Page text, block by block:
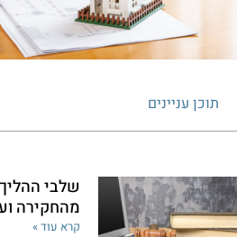
תוכן עניינים
שלבי
מהחקירה
קרא עוד »